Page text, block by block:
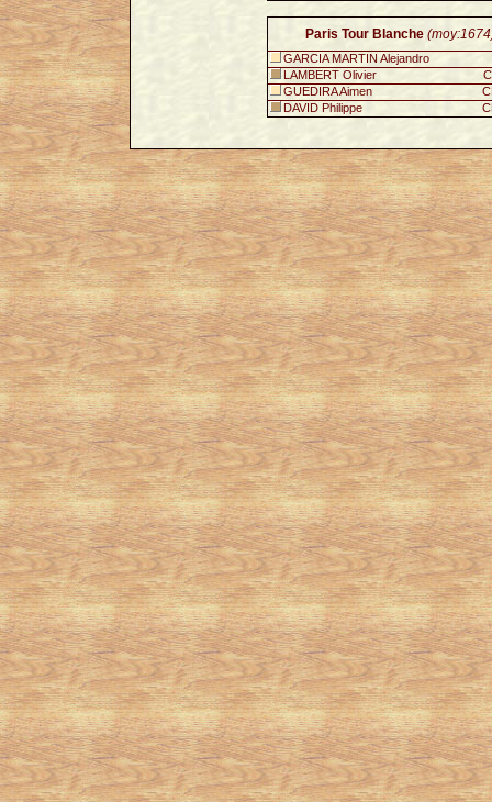
Paris Tour Blanche
GARCIA MARTIN Alejandro
LAMBERT Olivier
GUEDIRA Aimen
DAVID Philippe